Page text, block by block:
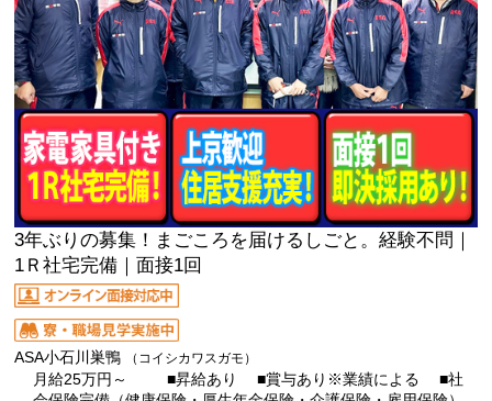
3年ぶりの募集！まごころを届けるしごと。経験不問｜
1Ｒ社宅完備｜面接1回
ASA小石川巣鴨 （コイシカワスガモ）
月給25万円～ ■昇給あり ■賞与あり※業績による ■社